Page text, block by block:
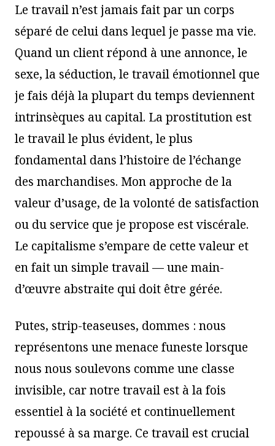
Le travail n’est jamais fait par un corps
séparé de celui dans lequel je passe ma vie.
Quand un client répond à une annonce, le
sexe, la séduction, le travail émotionnel que
je fais déjà la plupart du temps deviennent
intrinsèques au capital. La prostitution est
le travail le plus évident, le plus
fondamental dans l’histoire de l’échange
des marchandises. Mon approche de la
valeur d’usage, de la volonté de satisfaction
ou du service que je propose est viscérale.
Le capitalisme s’empare de cette valeur et
en fait un simple travail — une main-
d’œuvre abstraite qui doit être gérée.
Putes, strip-teaseuses, dommes : nous
représentons une menace funeste lorsque
nous nous soulevons comme une classe
invisible, car notre travail est à la fois
essentiel à la société et continuellement
repoussé à sa marge. Ce travail est crucial